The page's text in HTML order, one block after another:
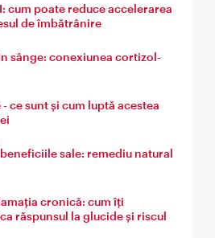
cum poate reduce accelerarea
de îmbătrânire
sânge: conexiunea cortizol-
ce sunt și cum luptă acestea
sale: remediu natural
cronică: cum îți
răspunsul la glucide și riscul